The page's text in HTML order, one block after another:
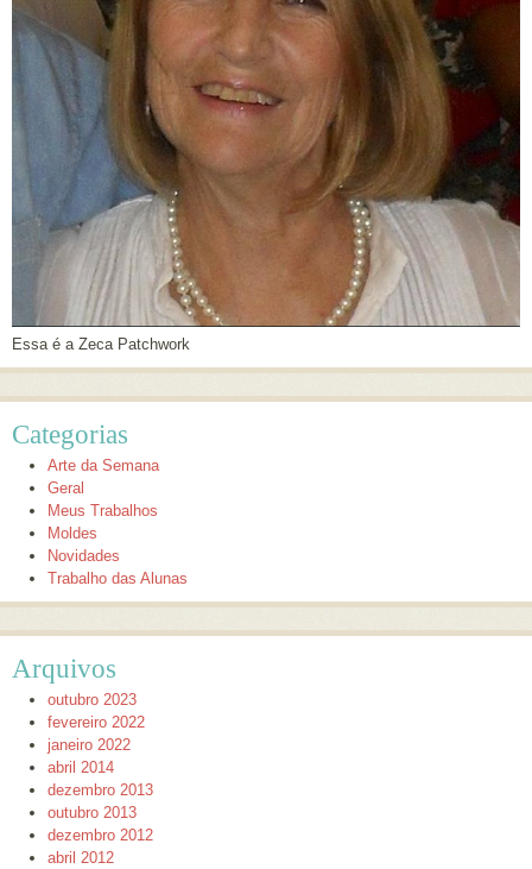
Essa é a Zeca Patchwork
Categorias
Arte da Semana
Geral
Meus Trabalhos
Moldes
Novidades
Trabalho das Alunas
Arquivos
outubro 2023
fevereiro 2022
janeiro 2022
abril 2014
dezembro 2013
outubro 2013
dezembro 2012
abril 2012